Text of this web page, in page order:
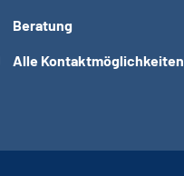
Beratung
Alle Kontaktmöglichkeiten